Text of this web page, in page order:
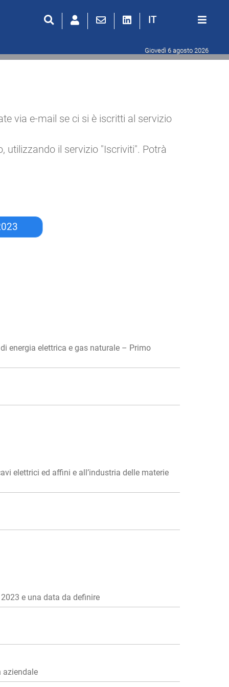
IT
Giovedì 6 agosto 2026
via e-mail se ci si è iscritti al servizio
utilizzando il servizio "Iscriviti". Potrà
energia elettrica e gas naturale – Primo
elettrici ed affini e all’industria delle materie
e una data da definire
aziendale